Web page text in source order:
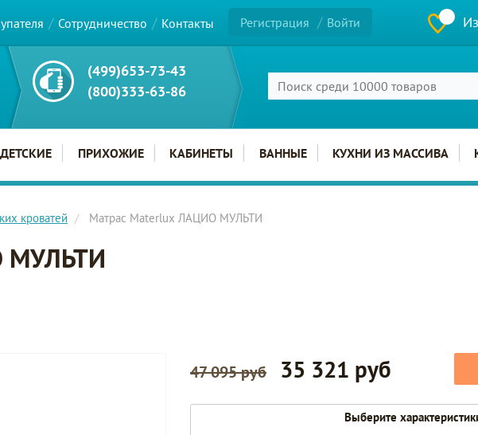
Сотрудничество Контакты Регистрация Войти
(499)653-73-43
(800)333-63-86
ДЕТСКИЕ ПРИХОЖИЕ КАБИНЕТЫ ВАННЫЕ КУХНИ ИЗ МАССИВА
кроватей Матрас Materlux ЛАЦИО МУЛЬТИ
МУЛЬТИ
47 095 руб 35 321 руб
Выберите